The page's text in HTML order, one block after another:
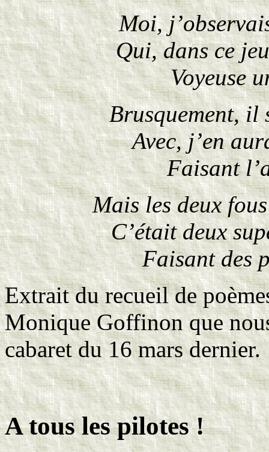
Moi,
Qui, dans ce
Voyeuse
Brusquement, il
Avec, j’en
Faisant
Mais les deux
C’était deux
Faisant des
Extrait du recueil de
Monique Goffinon que
cabaret du 16 mars dernier.
A tous les pilotes !